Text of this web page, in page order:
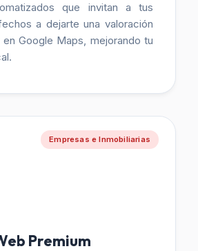
que invitan a tus
a dejarte una valoración
Google Maps, mejorando tu
Empresas e Inmobiliarias
Premium